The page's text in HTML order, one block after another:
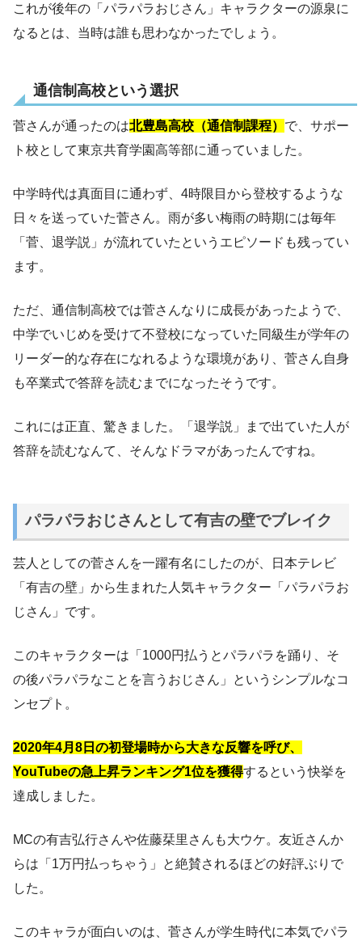
これが後年の「パラパラおじさん」キャラクターの源泉に
なるとは、当時は誰も思わなかったでしょう。
通信制高校という選択
菅さんが通ったのは北豊島高校（通信制課程） で、サポー
ト校として東京共育学園高等部に通っていました。
中学時代は真面目に通わず、4時限目から登校するような
日々を送っていた菅さん。雨が多い梅雨の時期には毎年
「菅、退学説」が流れていたというエピソードも残ってい
ます。
ただ、通信制高校では菅さんなりに成長があったようで、
中学でいじめを受けて不登校になっていた同級生が学年の
リーダー的な存在になれるような環境があり、菅さん自身
も卒業式で答辞を読むまでになったそうです。
これには正直、驚きました。「退学説」まで出ていた人が
答辞を読むなんて、そんなドラマがあったんですね。
パラパラおじさんとして有吉の壁でブレイク
芸人としての菅さんを一躍有名にしたのが、日本テレビ
「有吉の壁」から生まれた人気キャラクター「パラパラお
じさん」です。
このキャラクターは「1000円払うとパラパラを踊り、そ
の後パラパラなことを言うおじさん」というシンプルなコ
ンセプト。
2020年4月8日の初登場時から大きな反響を呼び、
YouTubeの急上昇ランキング1位を獲得するという快挙を
達成しました。
MCの有吉弘行さんや佐藤栞里さんも大ウケ。友近さんか
らは「1万円払っちゃう」と絶賛されるほどの好評ぶりで
した。
このキャラが面白いのは、菅さんが学生時代に本気でパラ